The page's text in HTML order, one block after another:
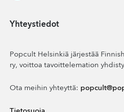
Yhteystiedot
Popcult Helsinkiä järjestää
ry, voittoa tavoittelemation
Ota meihin yhteyttä: